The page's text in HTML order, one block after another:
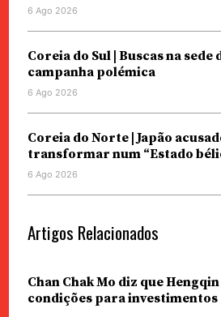
6 Ago 2026
Coreia do Sul | Buscas na
campanha polémica
6 Ago 2026
Coreia do Norte | Japão
transformar num “Estado
6 Ago 2026
Artigos Relacionados
Chan Chak Mo diz que
condições para investimentos